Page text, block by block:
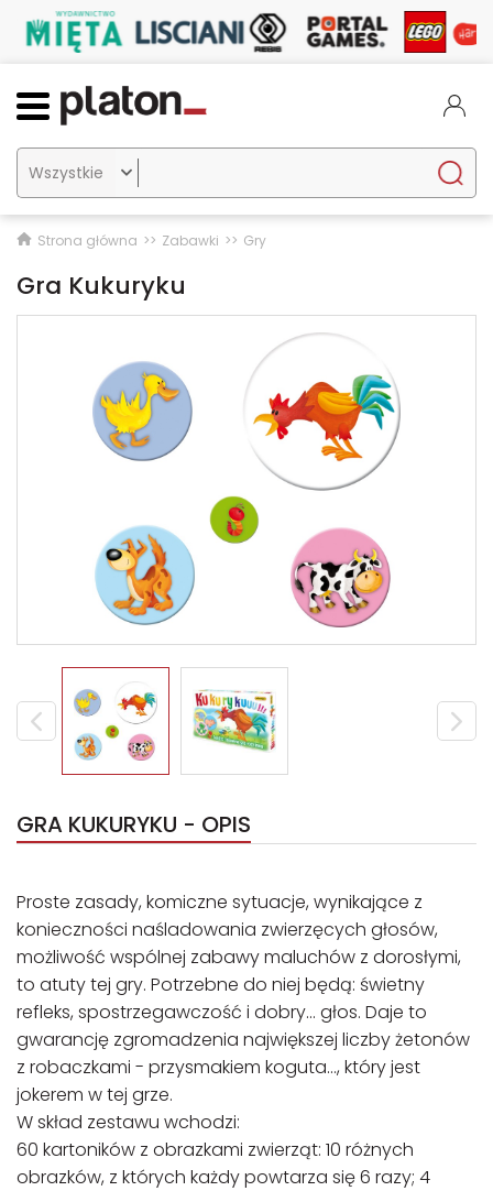

Strona główna Zabawki Gry
Gra Kukuryku
GRA KUKURYKU - OPIS
Proste zasady, komiczne sytuacje, wynikające z
konieczności naśladowania zwierzęcych głosów,
możliwość wspólnej zabawy maluchów z dorosłymi,
to atuty tej gry. Potrzebne do niej będą: świetny
refleks, spostrzegawczość i dobry... głos. Daje to
gwarancję zgromadzenia największej liczby żetonów
z robaczkami - przysmakiem koguta..., który jest
jokerem w tej grze.
W skład zestawu wchodzi:
60 kartoników z obrazkami zwierząt: 10 różnych
obrazków, z których każdy powtarza się 6 razy; 4